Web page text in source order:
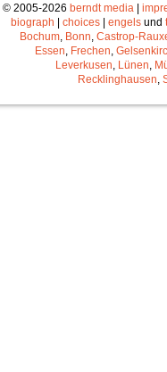
© 2005-2026 berndt media|
biograph
choices engels und
Bochum, Bonn, Castrop-
Essen, Frechen,
Leverkusen, Lünen,
Recklinghausen,